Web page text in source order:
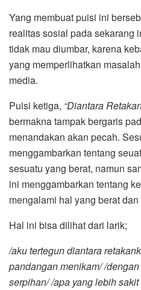
Yang membuat puisi ini
realitas sosial pada sekarang
tidak mau diumbar, karena
yang memperlihatkan
media.
Puisi ketiga, “Diantara
bermakna tampak bergaris
menandakan akan pecah.
menggambarkan tentang
sesuatu yang berat, namun
ini menggambarkan tentang
mengalami hal yang berat
Hal ini bisa dilihat dari larik;
/aku tertegun diantara
pandangan menikam/ /
serpihan/ /apa yang lebih